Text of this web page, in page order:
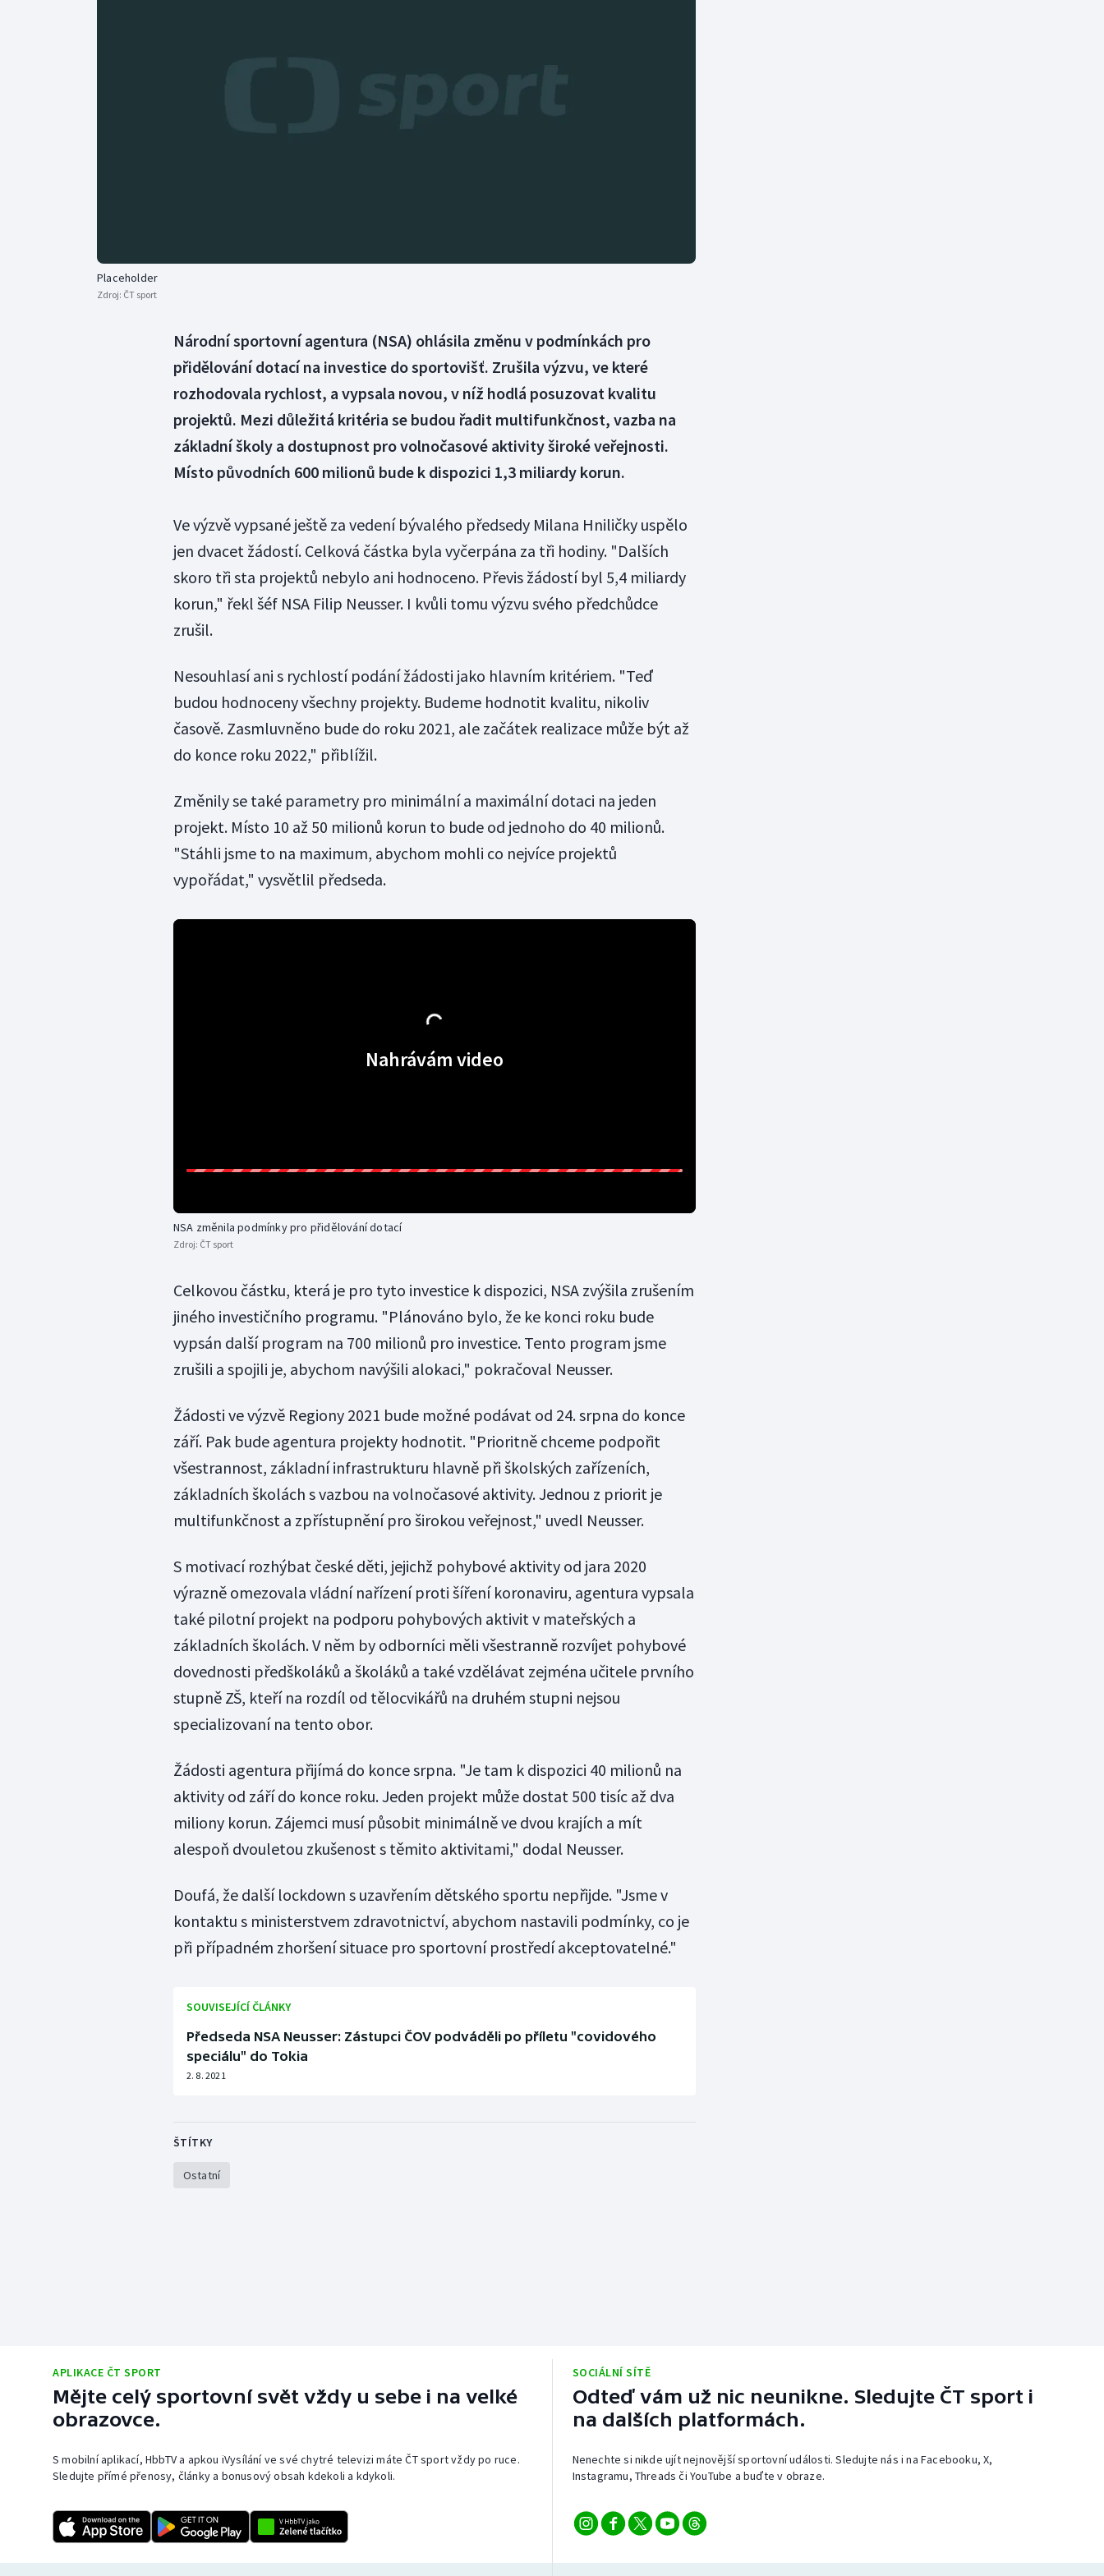
Placeholder
Zdroj: ČT sport
Národní sportovní agentura (NSA) ohlásila změnu v podmínkách pro
přidělování dotací na investice do sportovišť. Zrušila výzvu, ve které
rozhodovala rychlost, a vypsala novou, v níž hodlá posuzovat kvalitu
projektů. Mezi důležitá kritéria se budou řadit multifunkčnost, vazba na
základní školy a dostupnost pro volnočasové aktivity široké veřejnosti.
Místo původních 600 milionů bude k dispozici 1,3 miliardy korun.
Ve výzvě vypsané ještě za vedení bývalého předsedy Milana Hniličky uspělo
jen dvacet žádostí. Celková částka byla vyčerpána za tři hodiny. "Dalších
skoro tři sta projektů nebylo ani hodnoceno. Převis žádostí byl 5,4 miliardy
korun," řekl šéf NSA Filip Neusser. I kvůli tomu výzvu svého předchůdce
zrušil.
Nesouhlasí ani s rychlostí podání žádosti jako hlavním kritériem. "Teď
budou hodnoceny všechny projekty. Budeme hodnotit kvalitu, nikoliv
časově. Zasmluvněno bude do roku 2021, ale začátek realizace může být až
do konce roku 2022," přiblížil.
Změnily se také parametry pro minimální a maximální dotaci na jeden
projekt. Místo 10 až 50 milionů korun to bude od jednoho do 40 milionů.
"Stáhli jsme to na maximum, abychom mohli co nejvíce projektů
vypořádat," vysvětlil předseda.
Nahrávám video
NSA změnila podmínky pro přidělování dotací
Zdroj: ČT sport
Celkovou částku, která je pro tyto investice k dispozici, NSA zvýšila zrušením
jiného investičního programu. "Plánováno bylo, že ke konci roku bude
vypsán další program na 700 milionů pro investice. Tento program jsme
zrušili a spojili je, abychom navýšili alokaci," pokračoval Neusser.
Žádosti ve výzvě Regiony 2021 bude možné podávat od 24. srpna do konce
září. Pak bude agentura projekty hodnotit. "Prioritně chceme podpořit
všestrannost, základní infrastrukturu hlavně při školských zařízeních,
základních školách s vazbou na volnočasové aktivity. Jednou z priorit je
multifunkčnost a zpřístupnění pro širokou veřejnost," uvedl Neusser.
S motivací rozhýbat české děti, jejichž pohybové aktivity od jara 2020
výrazně omezovala vládní nařízení proti šíření koronaviru, agentura vypsala
také pilotní projekt na podporu pohybových aktivit v mateřských a
základních školách. V něm by odborníci měli všestranně rozvíjet pohybové
dovednosti předškoláků a školáků a také vzdělávat zejména učitele prvního
stupně ZŠ, kteří na rozdíl od tělocvikářů na druhém stupni nejsou
specializovaní na tento obor.
Žádosti agentura přijímá do konce srpna. "Je tam k dispozici 40 milionů na
aktivity od září do konce roku. Jeden projekt může dostat 500 tisíc až dva
miliony korun. Zájemci musí působit minimálně ve dvou krajích a mít
alespoň dvouletou zkušenost s těmito aktivitami," dodal Neusser.
Doufá, že další lockdown s uzavřením dětského sportu nepřijde. "Jsme v
kontaktu s ministerstvem zdravotnictví, abychom nastavili podmínky, co je
při případném zhoršení situace pro sportovní prostředí akceptovatelné."
SOUVISEJÍCÍ ČLÁNKY
Předseda NSA Neusser: Zástupci ČOV podváděli po příletu "covidového
speciálu" do Tokia
2. 8. 2021
ŠTÍTKY
Ostatní
APLIKACE ČT SPORT
Mějte celý sportovní svět vždy u sebe i na velké
obrazovce.
S mobilní aplikací, HbbTV a apkou iVysílání ve své chytré televizi máte ČT sport vždy po ruce.
Sledujte přímé přenosy, články a bonusový obsah kdekoli a kdykoli.
SOCIÁLNÍ SÍTĚ
Odteď vám už nic neunikne. Sledujte ČT sport i
na dalších platformách.
Nenechte si nikde ujít nejnovější sportovní události. Sledujte nás i na Facebooku, X,
Instagramu, Threads či YouTube a buďte v obraze.